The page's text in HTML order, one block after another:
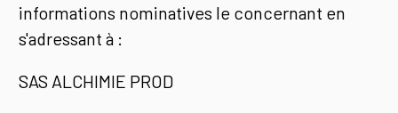
informations nominatives le concernant en
s'adressant à :
SAS ALCHIMIE PROD